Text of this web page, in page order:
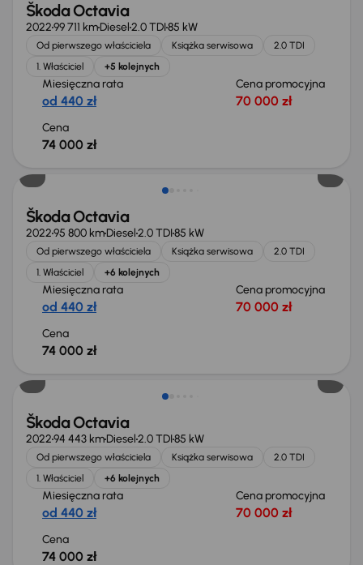
Škoda Octavia
202299 711 kmDiesel2.0 TDI85 kW
Od pierwszego właściciela Książka serwisowa
2.0 TDI
1. Właściciel
+5 kolejnych
Miesięczna rata
od 440 zł
Cena promocyjna
70 000 zł
Cena
74 000 zł
Škoda Octavia
202295 800 kmDiesel2.0 TDI85 kW
Od pierwszego właściciela Książka serwisowa
2.0 TDI
1. Właściciel
+6 kolejnych
Miesięczna rata
od 440 zł
Cena promocyjna
70 000 zł
Cena
74 000 zł
Škoda Octavia
202294 443 kmDiesel2.0 TDI85 kW
Od pierwszego właściciela Książka serwisowa
2.0 TDI
1. Właściciel
+6 kolejnych
Miesięczna rata
od 440 zł
Cena promocyjna
70 000 zł
Cena
74 000 zł